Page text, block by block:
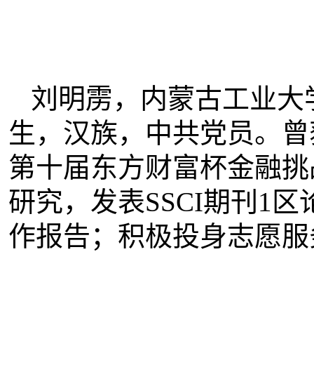
刘明雳，内蒙古工业
生，汉族，中共党员。
第十届东方财富杯金融
研究，发表SSCI期刊 1 区
作报告；积极投身志愿